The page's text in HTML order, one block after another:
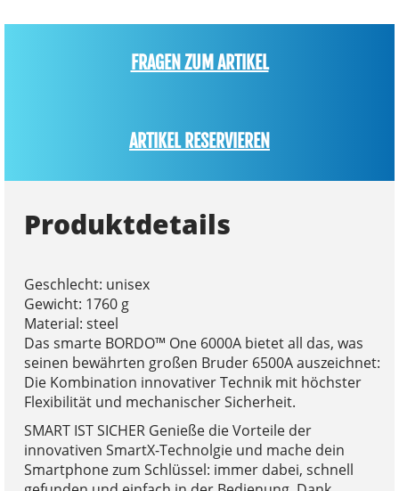
FRAGEN ZUM ARTIKEL
ARTIKEL RESERVIEREN
Produktdetails
Geschlecht: unisex
Gewicht: 1760 g
Material: steel
Das smarte BORDO™ One 6000A bietet all das, was
seinen bewährten großen Bruder 6500A auszeichnet:
Die Kombination innovativer Technik mit höchster
Flexibilität und mechanischer Sicherheit.
SMART IST SICHER Genieße die Vorteile der
innovativen SmartX-Technolgie und mache dein
Smartphone zum Schlüssel: immer dabei, schnell